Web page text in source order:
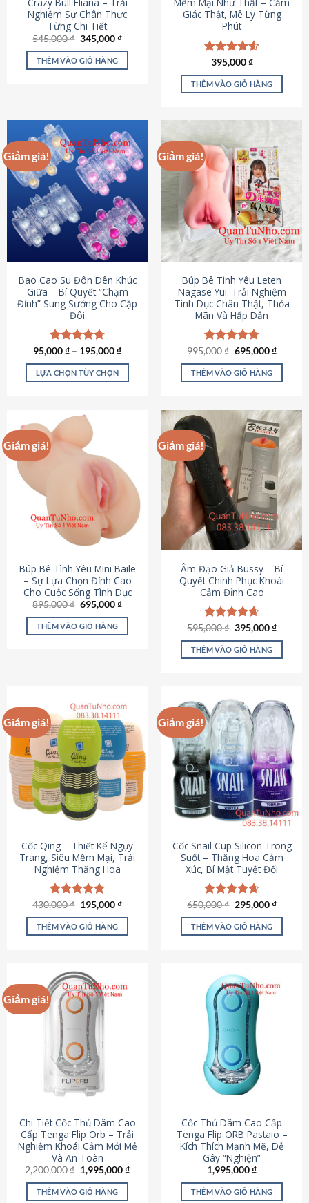
Crazy Bull Eliana – Trải
Nghiệm Sự Chân Thực
Từng Chi Tiết
545,000₫ Giá
là:
545,000 ₫.
345,000₫Giá
tại
THÊM VÀO GIỎ HÀNG
Mềm Mại Như Thật – Cảm
Giác Thật, Mê Ly Từng
Phút
Được xếp
hạng4.53
5 sao
395,000₫
THÊM VÀO GIỎ HÀNG
Giảm giá!
Bao Cao Su Đôn Dên Khúc
Giữa – Bí Quyết “Chạm
Đỉnh” Sung Sướng Cho Cặp
Đôi
Được xếp
hạng4.70
5 sao
95,000₫ – 195,000₫
LỰA CHỌN TÙY CHỌN
này
nhiều
biến
thể.
chọn
thể
chọn
trên
trang
sản
phẩm
Giảm giá!
Búp Bê Tình Yêu Leten
Nagase Yui: Trải Nghiệm
Tình Dục Chân Thật, Thỏa
Mãn Và Hấp Dẫn
Được xếp
hạng4.80
5 sao
995,000₫ Giá
là:
995,000 ₫.
695,000₫Giá
tại
THÊM VÀO GIỎ HÀNG
Giảm giá!
Búp Bê Tình Yêu Mini Baile
– Sự Lựa Chọn Đỉnh Cao
Cho Cuộc Sống Tình Dục
895,000₫ Giá
là:
895,000 ₫.
695,000₫Giá
tại
THÊM VÀO GIỎ HÀNG
Giảm giá!
Âm Đạo Giả Bussy – Bí
Quyết Chinh Phục Khoái
Cảm Đỉnh Cao
Được xếp
hạng4.64
5 sao
595,000₫ Giá
là:
595,000 ₫.
395,000₫Giá
tại
THÊM VÀO GIỎ HÀNG
Giảm giá!
Cốc Qing – Thiết Kế Ngụy
Trang, Siêu Mềm Mại, Trải
Nghiệm Thăng Hoa
Được xếp
hạng4.78
5 sao
430,000₫ Giá
là:
430,000 ₫.
195,000₫Giá
tại
THÊM VÀO GIỎ HÀNG
Giảm giá!
Cốc Snail Cup Silicon Trong
Suốt – Thăng Hoa Cảm
Xúc, Bí Mật Tuyệt Đối
Được xếp
hạng4.69
5 sao
650,000₫ Giá
là:
650,000 ₫.
295,000₫Giá
tại
THÊM VÀO GIỎ HÀNG
Giảm giá!
Chi Tiết Cốc Thủ Dâm Cao
Cấp Tenga Flip Orb – Trải
Nghiệm Khoái Cảm Mới Mẻ
Và An Toàn
2,200,000₫ Giá
gốc
là:
2,200,000 ₫.
1,995,000₫Giá
THÊM VÀO GIỎ HÀNG
Cốc Thủ Dâm Cao Cấp
Tenga Flip ORB Pastaio –
Kích Thích Mạnh Mẽ, Dễ
Gây “Nghiện”
1,995,000₫
THÊM VÀO GIỎ HÀNG